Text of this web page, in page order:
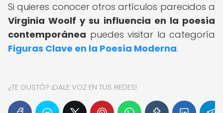
Si quieres conocer otros artículos parecidos a
Virginia Woolf y su influencia en la poesía
contemporánea puedes visitar la categoría
Figuras Clave en la Poesía Moderna.
¿TE GUSTÓ? ¡DALE VOZ EN TUS REDES!